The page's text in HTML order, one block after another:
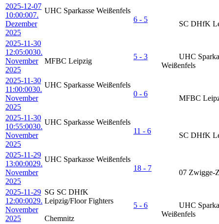
2025-12-07
10:00:007.
Dezember
2025
UHC Sparkasse Weißenfels
6 - 5
SC DHfK
2025-11-30
12:05:0030.
November
2025
MFBC Leipzig
5 - 3
UHC
Weißenfels
2025-11-30
11:00:0030.
November
2025
UHC Sparkasse Weißenfels
0 - 6
MFBC
2025-11-30
10:55:0030.
November
2025
UHC Sparkasse Weißenfels
11 - 6
SC DHfK
2025-11-29
13:00:0029.
November
2025
UHC Sparkasse Weißenfels
18 - 7
07 Zwigge-
2025-11-29
12:00:0029.
November
2025
SG SC DHfK
Leipzig/Floor Fighters
Chemnitz
5 - 6
UHC
Weißenfels